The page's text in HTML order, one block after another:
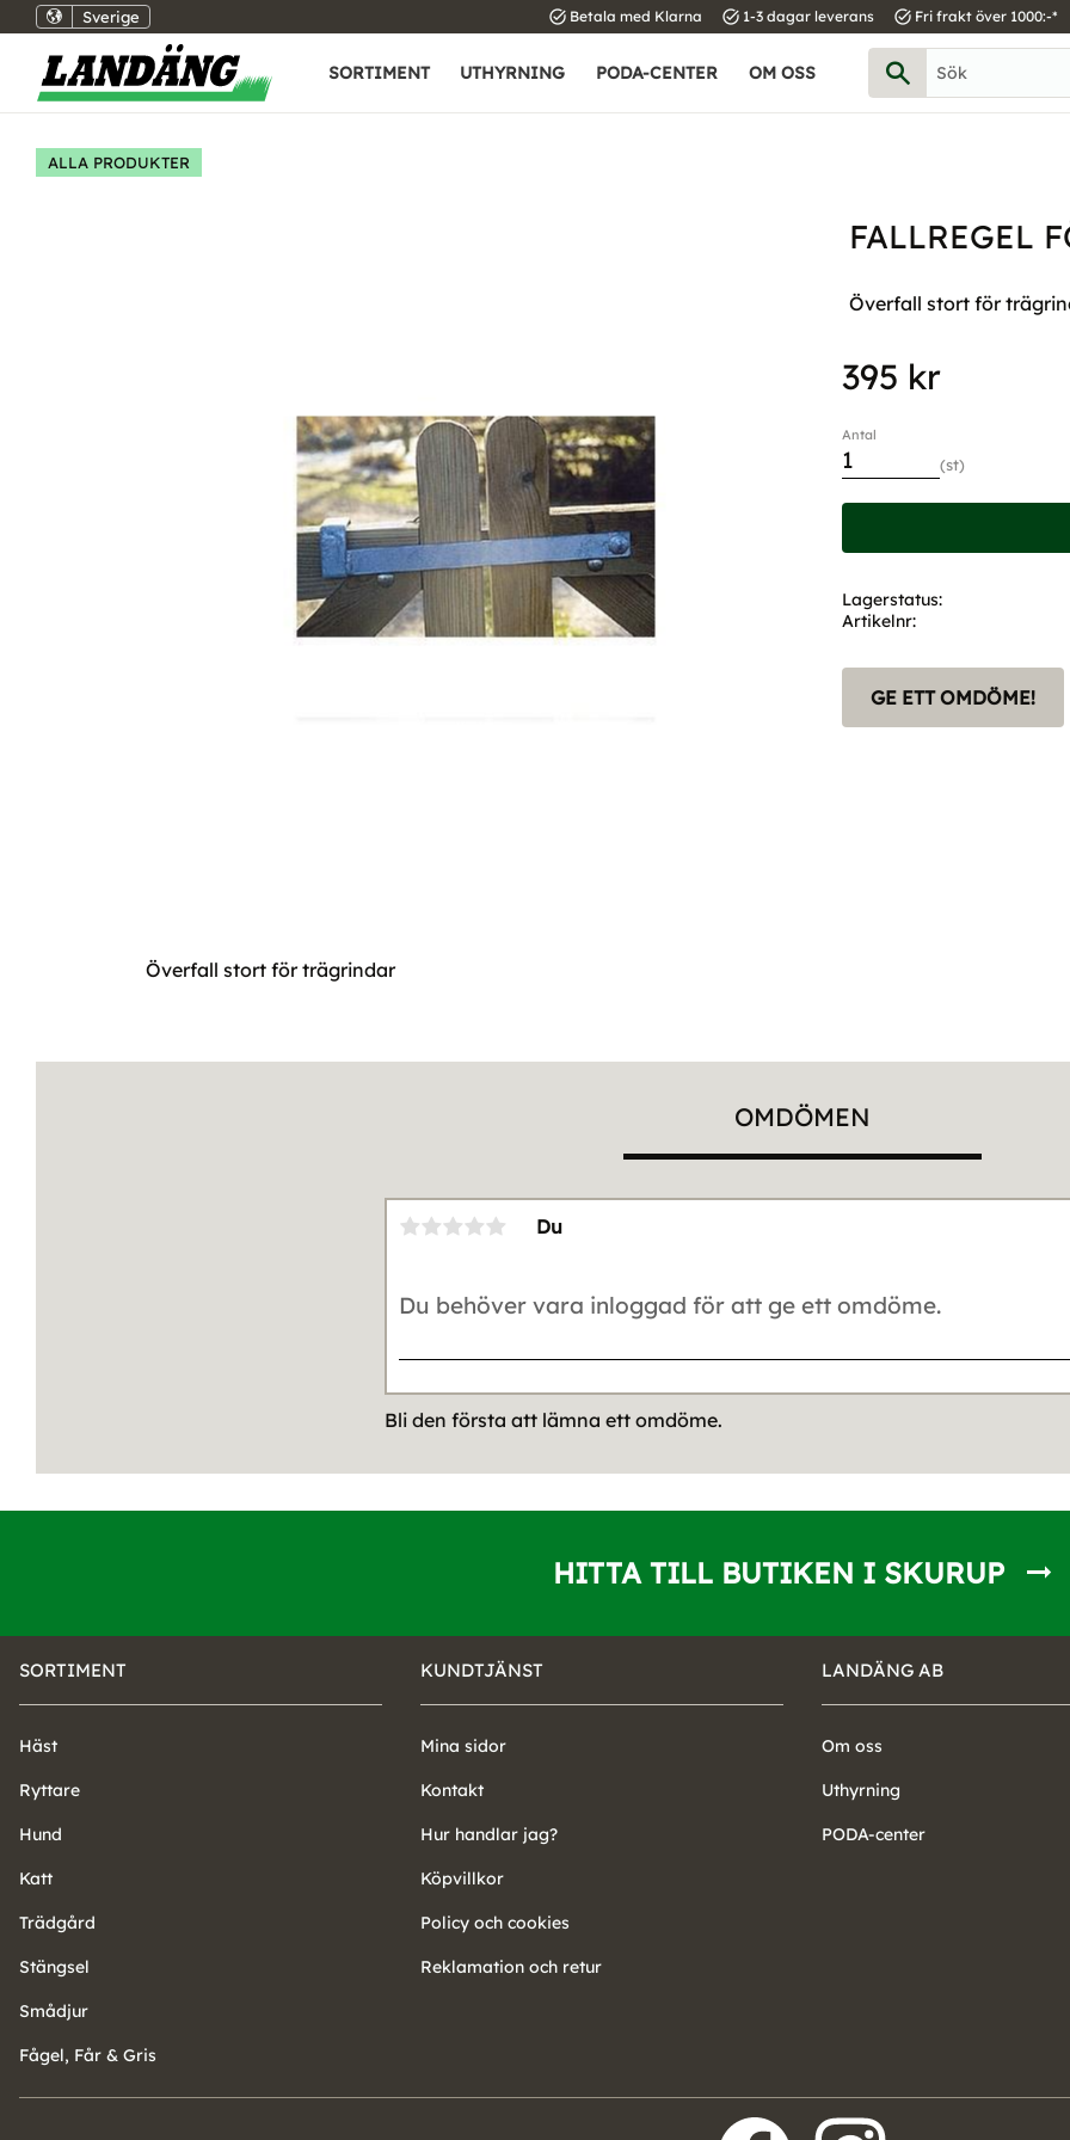
Sverige task_alt Betala med Klarna task_alt 1-3 dagar leverans task_alt Fri frakt över 1000:-*
SORTIMENT UTHYRNING PODA-CENTER OM OSS
ALLA PRODUKTER
FALLREGEL
Överfall stort för
395 kr
Antal
st
Lagerstatus
Artikelnr
GE ETT OMDÖME!
Överfall stort för trägrindar
OMDÖMEN
Du
Bli den första att lämna ett omdöme.
HITTA TILL BUTIKEN I SKURUP
SORTIMENT
Häst
Ryttare
Hund
Katt
Trädgård
Stängsel
Smådjur
Fågel, Får & Gris
KUNDTJÄNST
Mina sidor
Kontakt
Hur handlar jag?
Köpvillkor
Policy och cookies
Reklamation och retur
LANDÄNG AB
Om oss
Uthyrning
PODA-center